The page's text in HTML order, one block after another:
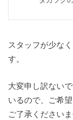
スタッフが少な
す。
大変申し訳ない
いるので、ご希
ご了承くださいま